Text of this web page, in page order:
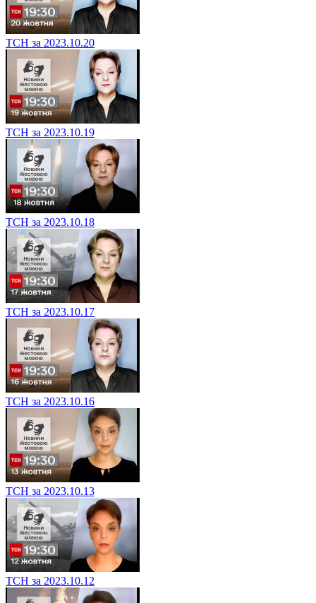
ТСН за 2023.10.20
ТСН за 2023.10.19
ТСН за 2023.10.18
ТСН за 2023.10.17
ТСН за 2023.10.16
ТСН за 2023.10.13
ТСН за 2023.10.12